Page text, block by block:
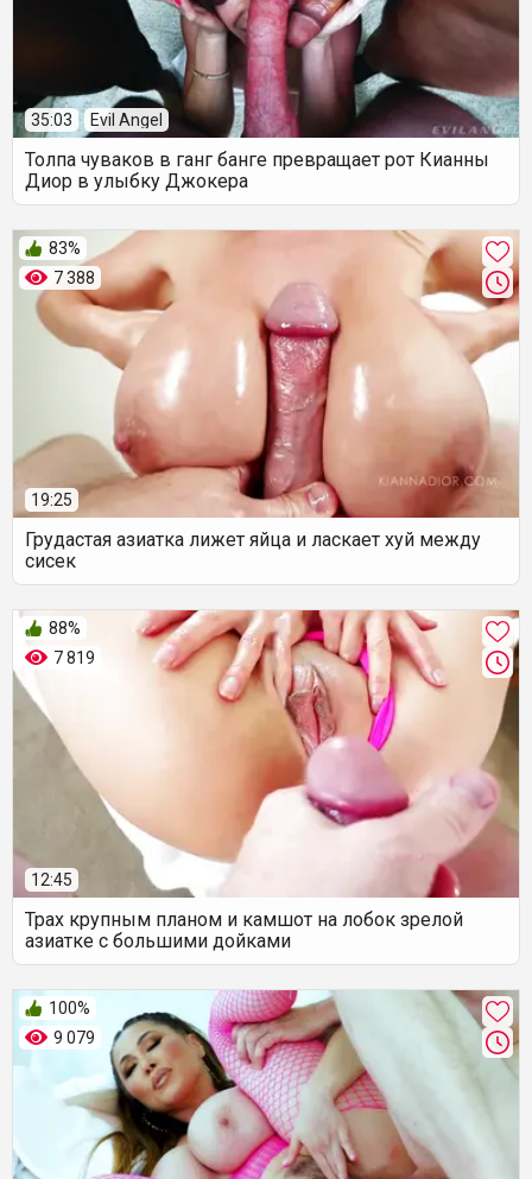
35:03 Evil Angel
Толпа чуваков в ганг банге превращает рот Кианны
Диор в улыбку Джокера
7 388
83%
19:25
Грудастая азиатка лижет яйца и ласкает хуй между
сисек
7 819
88%
12:45
Трах крупным планом и камшот на лобок зрелой
азиатке с большими дойками
9 079
100%